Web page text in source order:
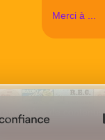
Merci à ...
de